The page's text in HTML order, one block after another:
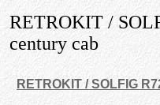
RETROKIT /
century cab
RETROKIT / SOLFIG